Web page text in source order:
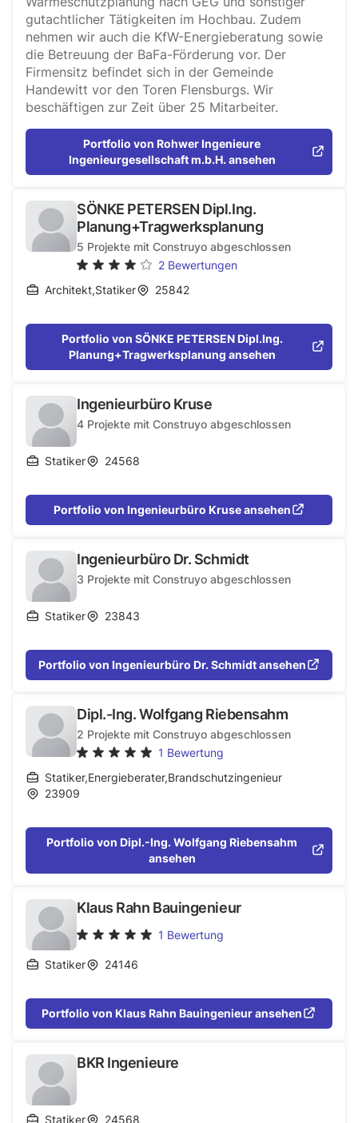
gutachtlicher Tätigkeiten im Hochbau. Zudem
nehmen wir auch die KfW-Energieberatung sowie
die Betreuung der BaFa-Förderung vor. Der
Firmensitz befindet sich in der Gemeinde
Handewitt vor den Toren Flensburgs. Wir
beschäftigen zur Zeit über 25 Mitarbeiter.
Portfolio von Rohwer Ingenieure
Ingenieurgesellschaft m.b.H. ansehen
SÖNKE PETERSEN Dipl.Ing.
Planung+Tragwerksplanung
5 Projekte mit Construyo abgeschlossen
2 Bewertungen
Architekt,Statiker 25842
Portfolio von SÖNKE PETERSEN Dipl.Ing.
Planung+Tragwerksplanung ansehen
Ingenieurbüro Kruse
4 Projekte mit Construyo abgeschlossen
Statiker 24568
Portfolio von Ingenieurbüro Kruse ansehen
Ingenieurbüro Dr. Schmidt
3 Projekte mit Construyo abgeschlossen
Statiker 23843
Portfolio von Ingenieurbüro Dr. Schmidt ansehen
Dipl.-Ing. Wolfgang Riebensahm
2 Projekte mit Construyo abgeschlossen
1 Bewertung
Statiker,Energieberater,Brandschutzingenieur
23909
Portfolio von Dipl.-Ing. Wolfgang Riebensahm
ansehen
Klaus Rahn Bauingenieur
1 Bewertung
Statiker 24146
Portfolio von Klaus Rahn Bauingenieur ansehen
BKR Ingenieure
Statiker 24568